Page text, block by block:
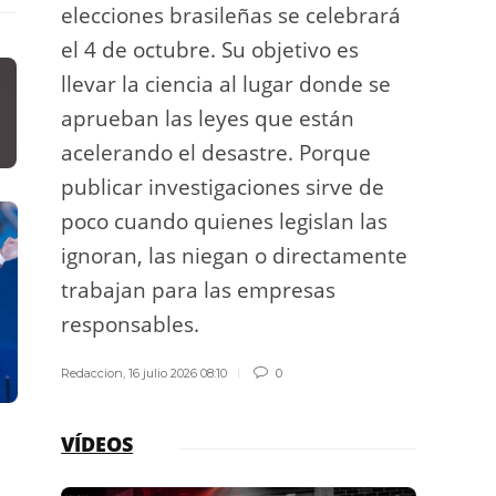
DESTACADA
Empresas taurinas
Vídeo |
elecciones brasileñas se celebrará
el 4 de octubre. Su objetivo es
llevar la ciencia al lugar donde se
aprueban las leyes que están
acelerando el desastre. Porque
publicar investigaciones sirve de
poco cuando quienes legislan las
ignoran, las niegan o directamente
trabajan para las empresas
responsables.
Redaccion ,16 julio 2026 08:10 0
VÍDEOS